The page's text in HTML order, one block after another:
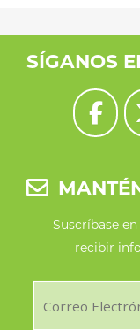
SÍGANOS
Suscríbase
recibir